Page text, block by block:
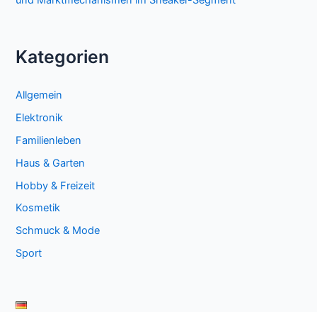
Kategorien
Allgemein
Elektronik
Familienleben
Haus & Garten
Hobby & Freizeit
Kosmetik
Schmuck & Mode
Sport